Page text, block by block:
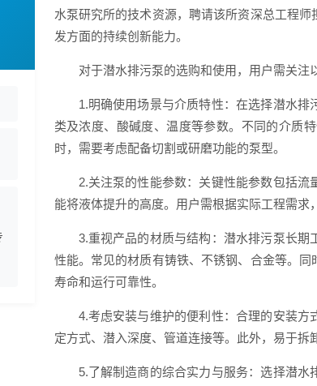
水泵研究所的技术资源，聘请该所资深总工程
发方面的持续创新能力。
对于潜水排污泵的选购和使用，用户需关注
1.明确使用场景与介质特性：在选择潜水
类及浓度、酸碱度、温度等参数。不同的介质
时，需要考虑配备切割或研磨功能的泵型。
2.关注泵的性能参数：关键性能参数包括
能将液体提升的高度。用户需根据实际工程需求
3.重视产品的材质与结构：潜水排污泵长
性能。常见的材质有铸铁、不锈钢、合金等。
寿命和运行可靠性。
4.考虑安装与维护的便利性：合理的安装
定方式、潜入深度、管道连接等。此外，易于拆
5.了解制造商的综合实力与服务：选择潜